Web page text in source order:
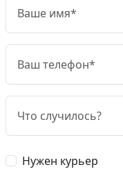
Нужен курьер